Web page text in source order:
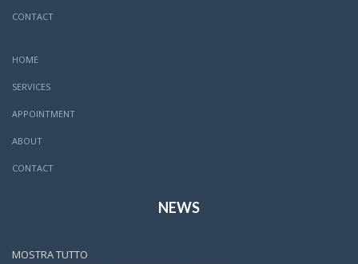
CONTACT
HOME
SERVICES
APPOINTMENT
ABOUT
CONTACT
NEWS
MOSTRA TUTTO